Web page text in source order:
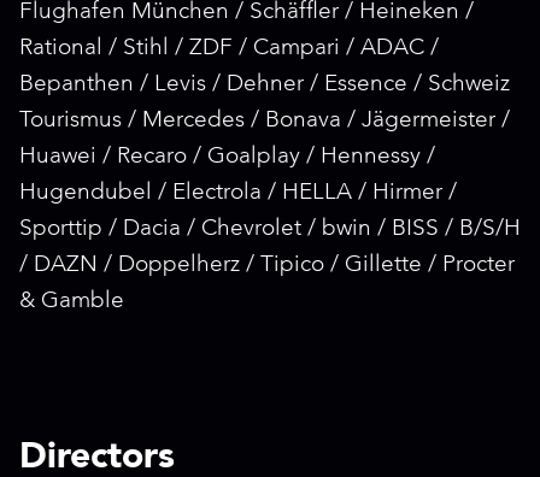
Flughafen München / Schäffler / Heineken /
Rational / Stihl / ZDF / Campari / ADAC /
Bepanthen / Levis / Dehner / Essence / Schweiz
Tourismus / Mercedes / Bonava / Jägermeister /
Huawei / Recaro / Goalplay / Hennessy /
Hugendubel / Electrola / HELLA / Hirmer /
Sporttip / Dacia / Chevrolet / bwin / BISS / B/S/H
/ DAZN / Doppelherz / Tipico / Gillette / Procter
& Gamble
Directors